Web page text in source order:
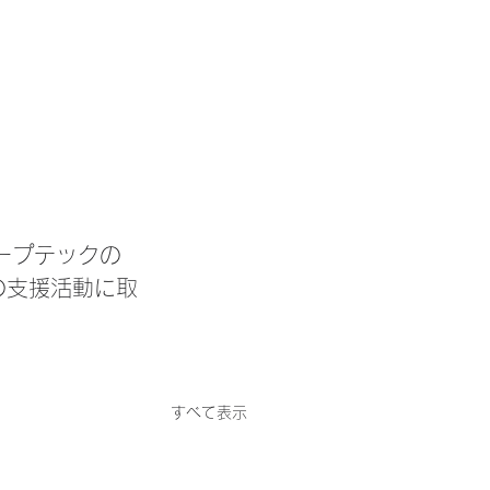
プテックの
援活動に取
すべて表示